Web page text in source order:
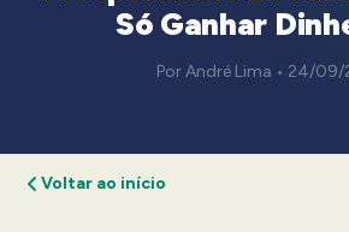
Só Ganhar
Por André Lima • 24/09/
Voltar ao início